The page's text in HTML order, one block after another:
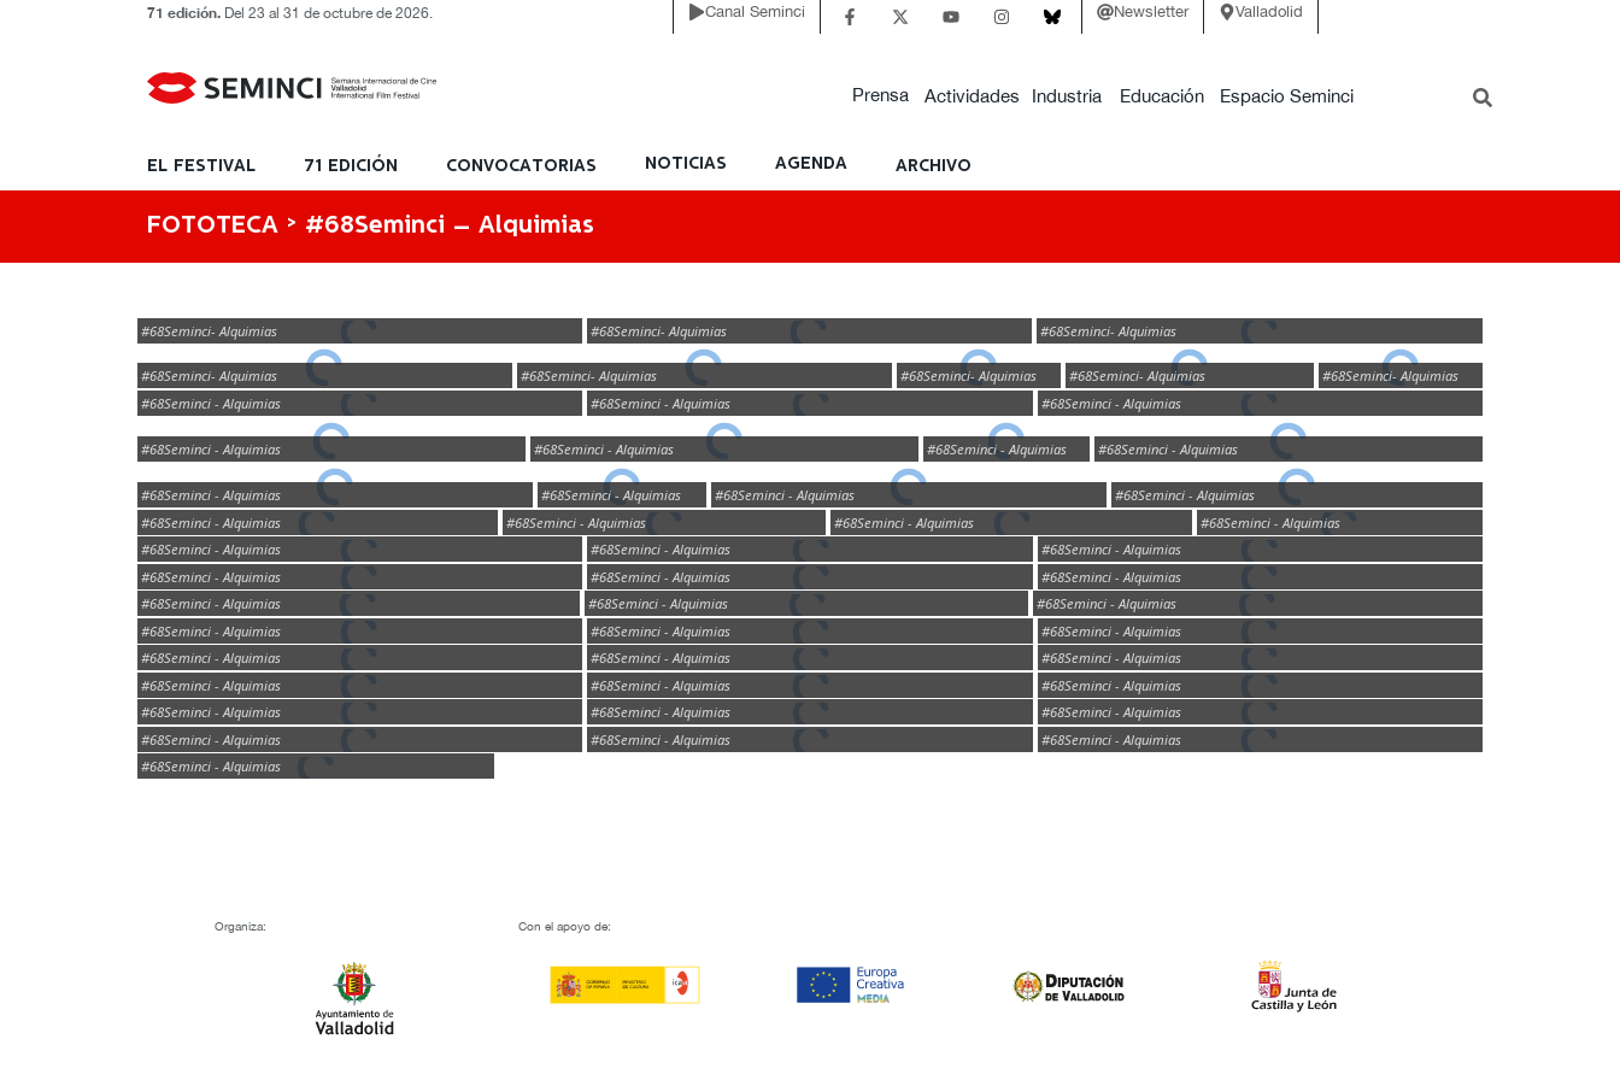
71 edición. Del 23 al 31 de octubre de 2026. Canal Seminci Newsletter Valladolid
Prensa Actividades Industria Educación Espacio Seminci
EL FESTIVAL 71 EDICIÓN CONVOCATORIAS NOTICIAS AGENDA ARCHIVO
FOTOTECA > #68Seminci – Alquimias
#68Seminci- Alquimias #68Seminci- Alquimias #68Seminci- Alquimias
#68Seminci- Alquimias #68Seminci- Alquimias #68Seminci- Alquimias #68Seminci- Alquimias
#68Seminci- Alquimias
#68Seminci - Alquimias
#68Seminci - Alquimias #68Seminci - Alquimias
#68Seminci - Alquimias #68Seminci - Alquimias #68Seminci - Alquimias #68Seminci - Alquimias
#68Seminci - Alquimias #68Seminci - Alquimias #68Seminci - Alquimias
#68Seminci - Alquimias
#68Seminci - Alquimias
#68Seminci - Alquimias #68Seminci - Alquimias
#68Seminci - Alquimias
#68Seminci - Alquimias
#68Seminci - Alquimias
#68Seminci - Alquimias
#68Seminci - Alquimias
#68Seminci - Alquimias
#68Seminci - Alquimias
#68Seminci - Alquimias
#68Seminci - Alquimias
#68Seminci - Alquimias
#68Seminci - Alquimias
#68Seminci - Alquimias
#68Seminci - Alquimias
#68Seminci - Alquimias
#68Seminci - Alquimias
#68Seminci - Alquimias
#68Seminci - Alquimias
#68Seminci - Alquimias
#68Seminci - Alquimias
#68Seminci - Alquimias
#68Seminci - Alquimias
#68Seminci - Alquimias
#68Seminci - Alquimias
#68Seminci - Alquimias
#68Seminci - Alquimias
#68Seminci - Alquimias
Organiza: Con el apoyo de: